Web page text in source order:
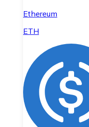
Ethereum
ETH